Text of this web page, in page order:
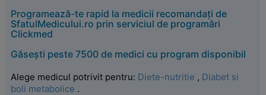
Programează-te rapid la medicii recomandați de
SfatulMedicului.ro prin serviciul de programări
Clickmed
Găsești peste 7500 de medici cu program disponibil
Alege medicul potrivit pentru: Diete-nutritie , Diabet si
boli metabolice .